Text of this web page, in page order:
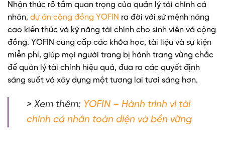
Nhận thức rõ tầm quan trọng của quản lý tài chính cá
nhân, dự án cộng đồng YOFIN ra đời với sứ mệnh nâng
cao kiến thức và kỹ năng tài chính cho sinh viên và cộng
đồng. YOFIN cung cấp các khóa học, tài liệu và sự kiện
miễn phí, giúp mọi người trang bị hành trang vững chắc
để quản lý tài chính hiệu quả, đưa ra các quyết định
sáng suốt và xây dựng một tương lai tươi sáng hơn.
> Xem thêm: YOFIN – Hành trình vì tài
chính cá nhân toàn diện và bền vững